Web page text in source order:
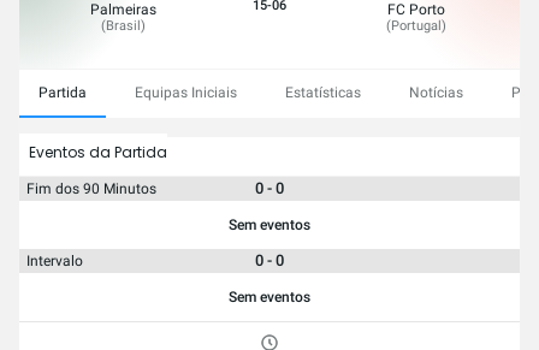
Palmeiras
(Brasil)
15-06 FC Porto
(Portugal)
Partida Equipas Iniciais Estatísticas Notícias
Eventos da Partida
Fim dos 90 Minutos 0 - 0
Sem eventos
Intervalo 0 - 0
Sem eventos